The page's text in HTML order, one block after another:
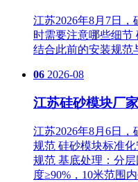
江苏2026年8月7日
时需要注意哪些细节
结合此前的安装规范
06 2026-08
江苏硅砂模块厂
江苏2026年8月6日
规范 硅砂模块标准
规范 基底处理‌：分
度≥90%，10米范围